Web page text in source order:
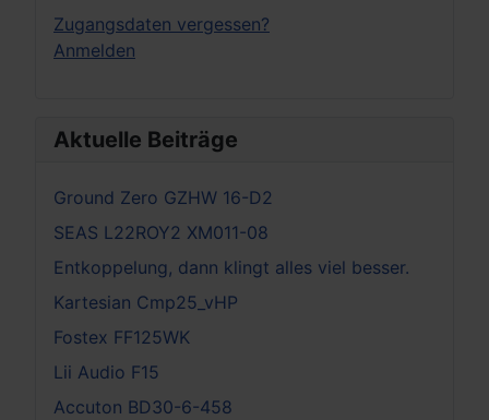
Zugangsdaten vergessen?
Anmelden
Aktuelle Beiträge
Ground Zero GZHW 16-D2
SEAS L22ROY2 XM011-08
Entkoppelung, dann klingt alles viel besser.
Kartesian Cmp25_vHP
Fostex FF125WK
Lii Audio F15
Accuton BD30-6-458